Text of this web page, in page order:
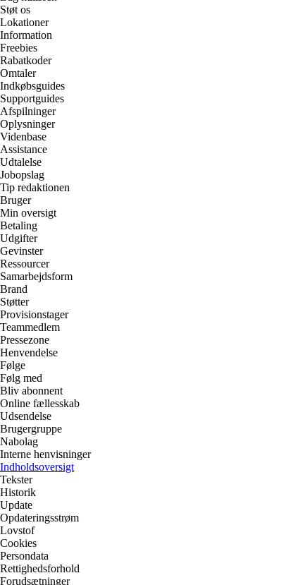
Støt os
Lokationer
Information
Freebies
Rabatkoder
Omtaler
Indkøbsguides
Supportguides
Afspilninger
Oplysninger
Videnbase
Assistance
Udtalelse
Jobopslag
Tip redaktionen
Bruger
Min oversigt
Betaling
Udgifter
Gevinster
Ressourcer
Samarbejdsform
Brand
Støtter
Provisionstager
Teammedlem
Pressezone
Henvendelse
Følge
Følg med
Bliv abonnent
Online fællesskab
Udsendelse
Brugergruppe
Nabolag
Interne henvisninger
Indholdsoversigt
Tekster
Historik
Update
Opdateringsstrøm
Lovstof
Cookies
Persondata
Rettighedsforhold
Forudsætninger